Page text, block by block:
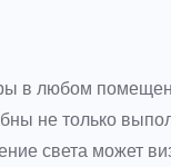
в любом
не только
света может